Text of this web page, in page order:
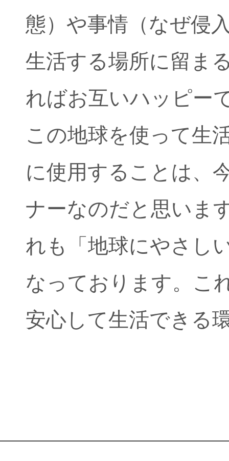
態）や事情（なぜ侵
生活する場所に留ま
ればお互いハッピー
この地球を使って生
に使用することは、
ナーなのだと思いま
れも「地球にやさし
なっております。こ
安心して生活できる